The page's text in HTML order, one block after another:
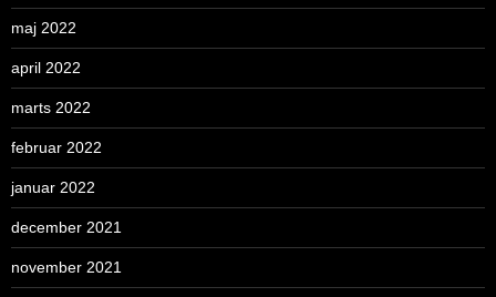
maj 2022
april 2022
marts 2022
februar 2022
januar 2022
december 2021
november 2021